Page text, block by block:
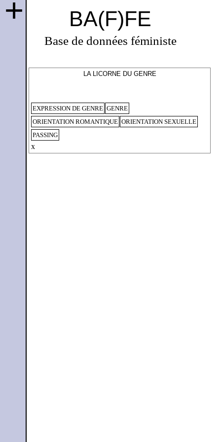
BA(F)FE
Base de données féministe
+
LA LICORNE DU GENRE
EXPRESSION DE GENRE GENRE
ORIENTATION ROMANTIQUE ORIENTATION SEXUELLE
PASSING
x